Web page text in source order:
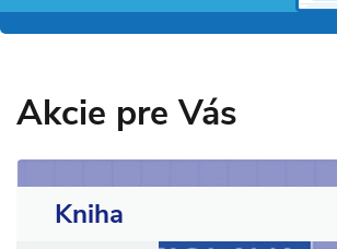
Akcie pre Vás
Kniha